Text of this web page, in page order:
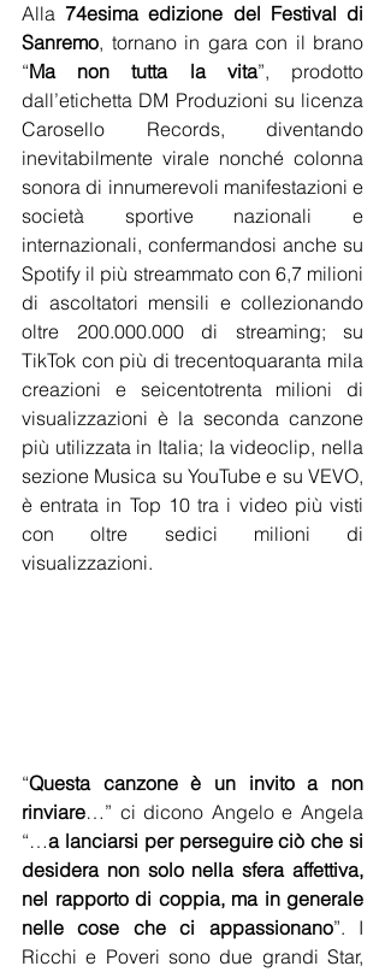
Alla 74esima edizione del Festival di
Sanremo, tornano in gara con il brano
“Ma non tutta la vita”, prodotto
dall’etichetta DM Produzioni su licenza
Carosello Records, diventando
inevitabilmente virale nonché colonna
sonora di innumerevoli manifestazioni e
società sportive nazionali e
internazionali, confermandosi anche su
Spotify il più streammato con 6,7 milioni
di ascoltatori mensili e collezionando
oltre 200.000.000 di streaming; su
TikTok con più di trecentoquaranta mila
creazioni e seicentotrenta milioni di
visualizzazioni è la seconda canzone
più utilizzata in Italia; la videoclip, nella
sezione Musica su YouTube e su VEVO,
è entrata in Top 10 tra i video più visti
con oltre sedici milioni di
visualizzazioni.
“Questa canzone è un invito a non
rinviare…” ci dicono Angelo e Angela
“…a lanciarsi per perseguire ciò che si
desidera non solo nella sfera affettiva,
nel rapporto di coppia, ma in generale
nelle cose che ci appassionano”. I
Ricchi e Poveri sono due grandi Star,